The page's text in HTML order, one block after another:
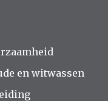
en witwassen